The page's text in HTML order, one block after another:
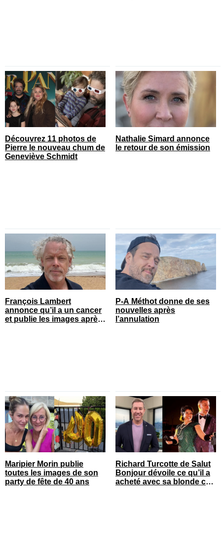
Découvrez 11 photos de
Pierre le nouveau chum de
Geneviève Schmidt
Nathalie Simard annonce
le retour de son émission
François Lambert
annonce qu’il a un cancer
et publie les images après
P-A Méthot donne de ses
nouvelles après
l’annulation
Maripier Morin publie
toutes les images de son
party de fête de 40 ans
Richard Turcotte de Salut
Bonjour dévoile ce qu’il a
acheté avec sa blonde cet